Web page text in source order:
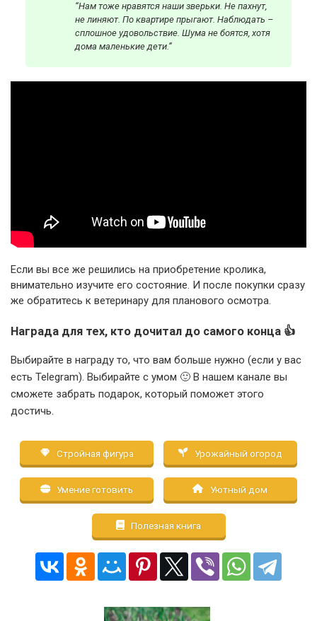
“Нам тоже нравятся наши зверьки. Не пахнут,
не линяют. По квартире прыгают. Наблюдать –
сплошное удовольствие. Шума не боятся, хотя
дома маленькие дети.”
Если вы все же решились на приобретение кролика,
внимательно изучите его состояние. И после покупки сразу
же обратитесь к ветеринару для планового осмотра.
Награда для тех, кто дочитал до самого конца 👍
Выбирайте в награду то, что вам больше нужно (если у вас
есть Telegram). Выбирайте с умом 🙂 В нашем канале вы
сможете забрать подарок, который поможет этого
достичь.
Стройная фигура Урожайный огород
Умение готовить Уютный дом
Полезная книга